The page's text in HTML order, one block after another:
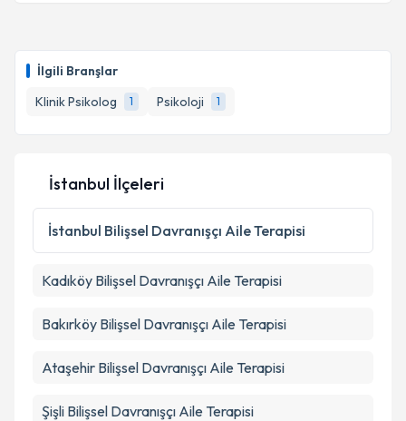
İlgili Branşlar
Klinik Psikolog
1 Psikoloji 1
İstanbul İlçeleri
İstanbul Bilişsel Davranışçı Aile Terapisi
Kadıköy Bilişsel Davranışçı Aile Terapisi
Bakırköy Bilişsel Davranışçı Aile Terapisi
Ataşehir Bilişsel Davranışçı Aile Terapisi
Şişli Bilişsel Davranışçı Aile Terapisi